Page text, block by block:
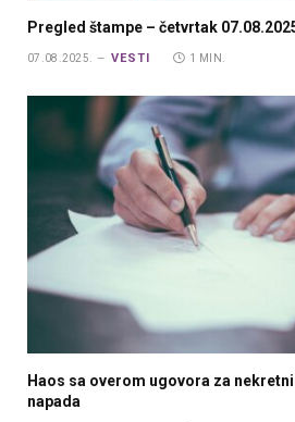
Pregled štampe – četvrtak
07.08.2025. VESTI 1 MIN.
Haos sa overom ugovora za
napada